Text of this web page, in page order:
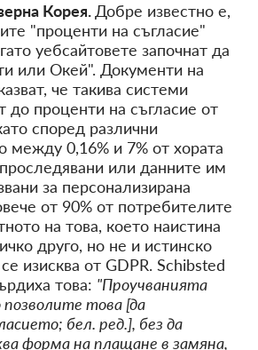
Корея. Добре известно е,
"проценти на съгласие"
уебсайтовете започнат да
или Окей". Документи на
че такива системи
до проценти на съгласие от
според различни
между 0,16% и 7% от хората
или данните им
за персонализирана
от 90% от потребителите
на това, което наистина
друго, но не и истинско
изисква от GDPR. Schibsted
това: "Проучванията
позволите това [да
бел. ред.], без да
форма на плащане в замяна,